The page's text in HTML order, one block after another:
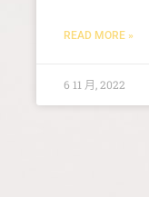
READ MORE »
6 11 月, 2022